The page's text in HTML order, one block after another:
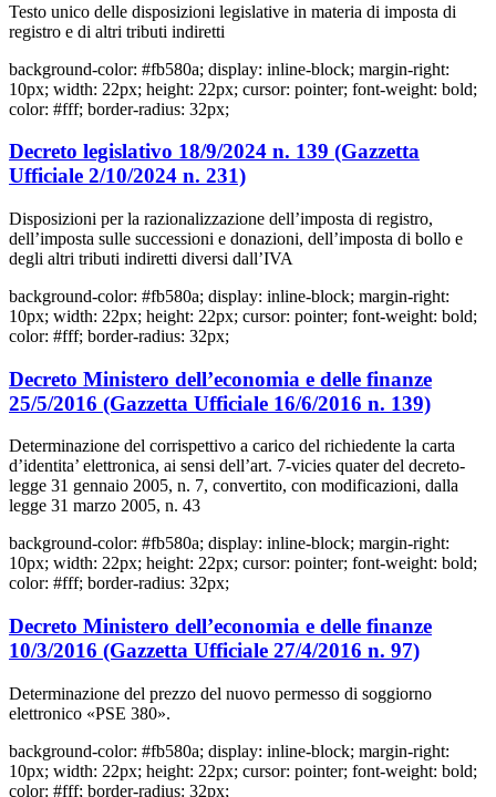
Testo unico delle disposizioni legislative in materia di imposta di
registro e di altri tributi indiretti
background-color: #fb580a; display: inline-block; margin-right:
10px; width: 22px; height: 22px; cursor: pointer; font-weight: bold;
color: #fff; border-radius: 32px;
Decreto legislativo 18/9/2024 n. 139 (Gazzetta
Ufficiale 2/10/2024 n. 231)
Disposizioni per la razionalizzazione dell’imposta di registro,
dell’imposta sulle successioni e donazioni, dell’imposta di bollo e
degli altri tributi indiretti diversi dall’IVA
background-color: #fb580a; display: inline-block; margin-right:
10px; width: 22px; height: 22px; cursor: pointer; font-weight: bold;
color: #fff; border-radius: 32px;
Decreto Ministero dell’economia e delle finanze
25/5/2016 (Gazzetta Ufficiale 16/6/2016 n. 139)
Determinazione del corrispettivo a carico del richiedente la carta
d’identita’ elettronica, ai sensi dell’art. 7-vicies quater del decreto-
legge 31 gennaio 2005, n. 7, convertito, con modificazioni, dalla
legge 31 marzo 2005, n. 43
background-color: #fb580a; display: inline-block; margin-right:
10px; width: 22px; height: 22px; cursor: pointer; font-weight: bold;
color: #fff; border-radius: 32px;
Decreto Ministero dell’economia e delle finanze
10/3/2016 (Gazzetta Ufficiale 27/4/2016 n. 97)
Determinazione del prezzo del nuovo permesso di soggiorno
elettronico «PSE 380».
background-color: #fb580a; display: inline-block; margin-right:
10px; width: 22px; height: 22px; cursor: pointer; font-weight: bold;
color: #fff; border-radius: 32px;